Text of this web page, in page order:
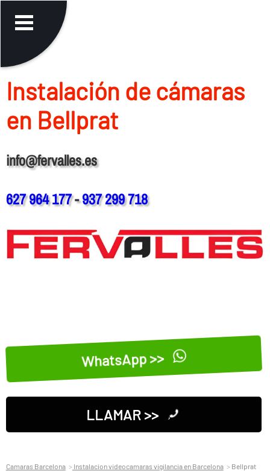
Instalación de cámaras
en Bellprat
info@fervalles.es
627 964 177-937 299 718
WhatsApp >>
LLAMAR >>
Camaras Barcelona Instalacion videocamaras vigilancia en Barcelona Bellprat